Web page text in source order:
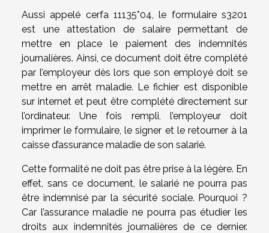
Aussi appelé cerfa 11135*04, le formulaire s3201
est une attestation de salaire permettant de
mettre en place le paiement des indemnités
journalières. Ainsi, ce document doit être complété
par l’employeur dès lors que son employé doit se
mettre en arrêt maladie. Le fichier est disponible
sur internet et peut être complété directement sur
l’ordinateur. Une fois rempli, l’employeur doit
imprimer le formulaire, le signer et le retourner à la
caisse d’assurance maladie de son salarié.
Cette formalité ne doit pas être prise à la légère. En
effet, sans ce document, le salarié ne pourra pas
être indemnisé par la sécurité sociale. Pourquoi ?
Car l’assurance maladie ne pourra pas étudier les
droits aux indemnités journalières de ce dernier.